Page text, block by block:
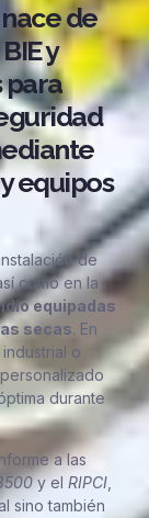
de
y
para
equipos
de
como en la
equipadas
secas. En
o
durante
a las
y el RIPCI
sino también